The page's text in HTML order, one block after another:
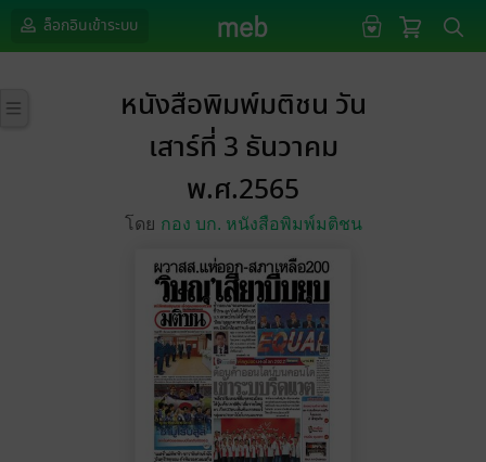
ล็อกอินเข้าระบบ
หนังสือพิมพ์มติชน วัน
เสาร์ที่ 3 ธันวาคม
พ.ศ.2565
โดย กอง บก. หนังสือพิมพ์มติชน